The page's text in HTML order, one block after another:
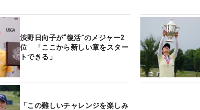
渋野日向子が“復活”のメジャー2
位 「ここから新しい章をスター
トできる」
「この難しいチャレンジを楽しみ